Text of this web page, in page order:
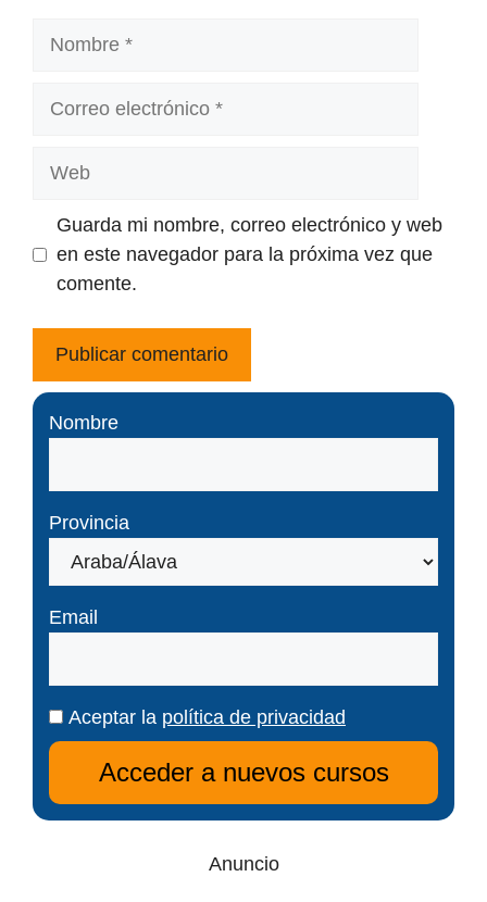
Nombre
Guarda mi nombre, correo electrónico y web
en este navegador para la próxima vez que
comente.
Nombre
Provincia
Email
Aceptar la política de privacidad
Anuncio